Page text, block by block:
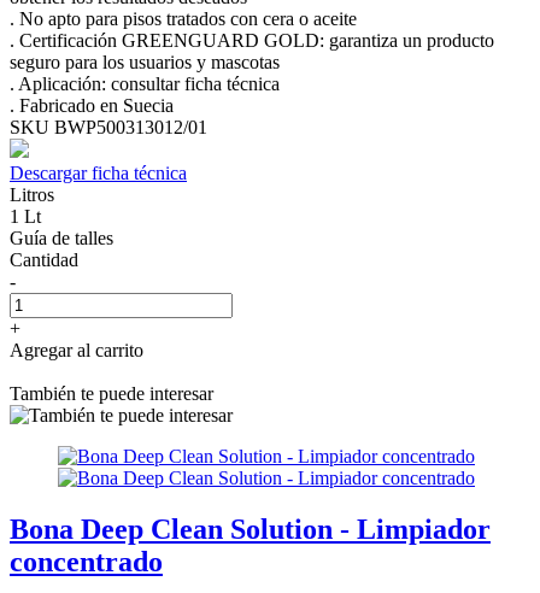
. No apto para pisos tratados con cera o aceite
. Certificación GREENGUARD GOLD: garantiza un producto
seguro para los usuarios y mascotas
. Aplicación: consultar ficha técnica
. Fabricado en Suecia
SKU BWP500313012/01
Descargar ficha técnica
Litros
1 Lt
Guía de talles
Cantidad
-
+
Agregar al carrito
También te puede interesar
Bona Deep Clean Solution - Limpiador
concentrado